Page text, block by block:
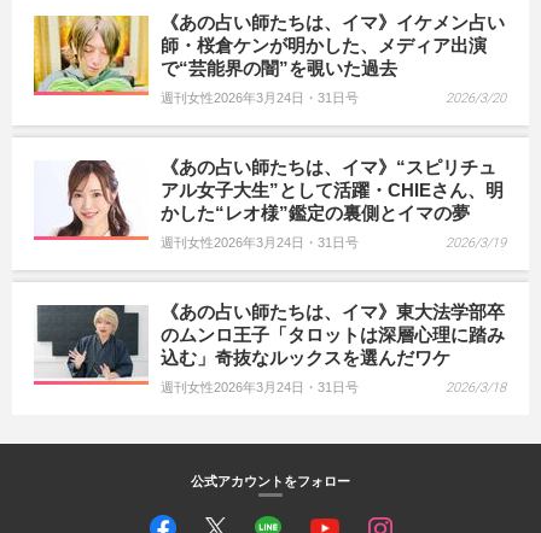
《あの占い師たちは、イマ》イケメン占い
師・桜倉ケンが明かした、メディア出演
で“芸能界の闇”を覗いた過去
週刊女性2026年3月24日・31日号 2026/3/20
《あの占い師たちは、イマ》“スピリチュ
アル女子大生”として活躍・CHIEさん、明
かした“レオ様”鑑定の裏側とイマの夢
週刊女性2026年3月24日・31日号 2026/3/19
《あの占い師たちは、イマ》東大法学部卒
のムンロ王子「タロットは深層心理に踏み
込む」奇抜なルックスを選んだワケ
週刊女性2026年3月24日・31日号 2026/3/18
公式アカウントをフォロー